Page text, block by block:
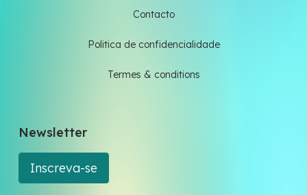
Contacto
Politica de confidencialidade
Termes & conditions
Newsletter
Inscreva-se